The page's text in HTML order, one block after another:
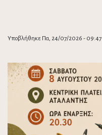
Υποβλήθηκε Πα, 24/07/2026 - 09:47